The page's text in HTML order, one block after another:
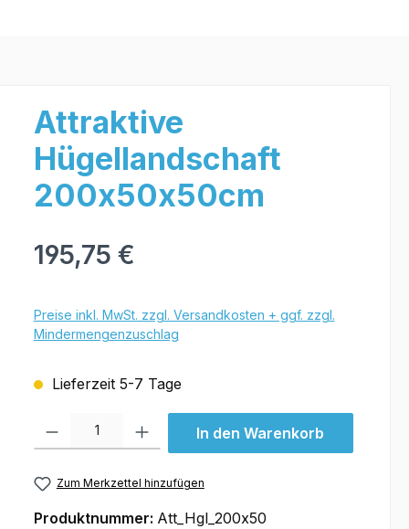
Attraktive
Hügellandschaft
200x50x50cm
195,75 €
Preise inkl. MwSt. zzgl. Versandkosten + ggf. zzgl.
Mindermengenzuschlag
Lieferzeit 5-7 Tage
In den Warenkorb
Zum Merkzettel hinzufügen
Produktnummer: Att_Hgl_200x50